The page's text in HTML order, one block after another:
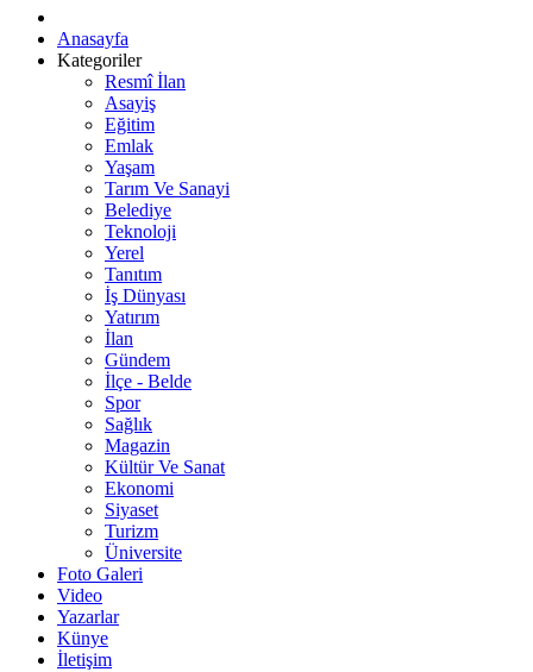
Anasayfa
Kategoriler
Resmî İlan
Asayiş
Eğitim
Emlak
Yaşam
Tarım Ve Sanayi
Belediye
Teknoloji
Yerel
Tanıtım
İş Dünyası
Yatırım
İlan
Gündem
İlçe - Belde
Spor
Sağlık
Magazin
Kültür Ve Sanat
Ekonomi
Siyaset
Turizm
Üniversite
Foto Galeri
Video
Yazarlar
Künye
İletişim